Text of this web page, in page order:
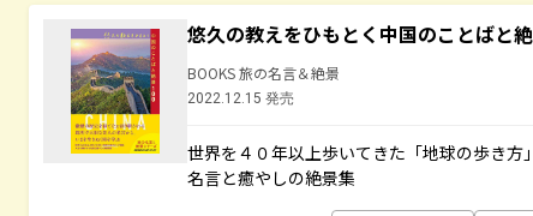
悠久の教えをひもとく中国のことばと
BOOKS 旅の名言＆絶景
2022.12.15 発売
世界を４０年以上歩いてきた「地球の歩き
名言と癒やしの絶景集